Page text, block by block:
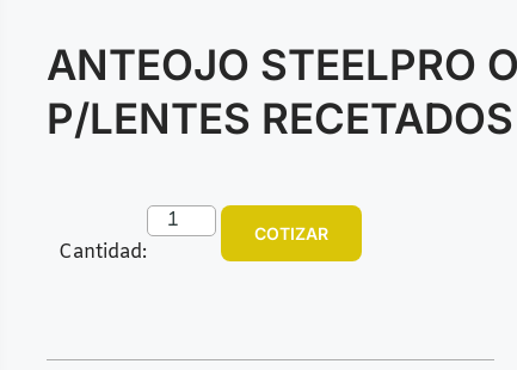
ANTEOJO STEELPRO
P/LENTES RECETADOS
Cantidad:
COTIZAR